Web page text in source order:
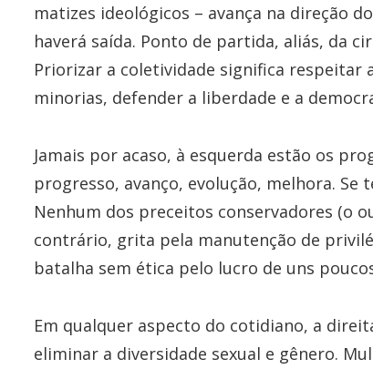
matizes ideológicos – avança na direção
haverá saída. Ponto de partida, aliás, da
Priorizar a coletividade significa respeitar
minorias, defender a liberdade e a
Jamais por acaso, à esquerda estão os
progresso, avanço, evolução, melhora.
Nenhum dos preceitos conservadores (o
contrário, grita pela manutenção de
batalha sem ética pelo lucro de uns
Em qualquer aspecto do cotidiano, a
eliminar a diversidade sexual e gênero.